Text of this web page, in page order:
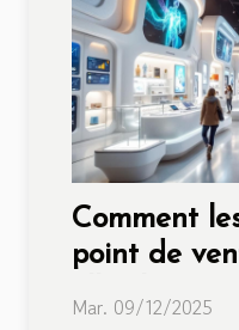
Comment
point de
Mar. 09/12/2025